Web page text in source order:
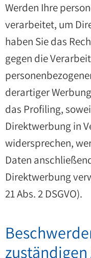
Werden Ihre
verarbeitet, um
haben Sie das
gegen die
derartiger
das Profiling,
Direktwerbung in
widersprechen,
Daten
Direktwerbung
21 Abs. 2 DSGVO).